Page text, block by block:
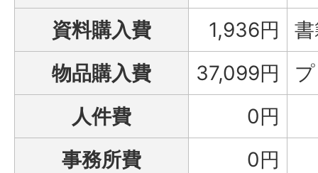
資料購入費
1,936円
物品購入費
37,099円
人件費
0円
事務所費
0円